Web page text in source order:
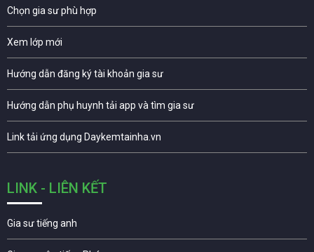
Chọn gia sư phù hợp
Xem lớp mới
Hướng dẫn đăng ký tài khoản gia sư
Hướng dẫn phụ huynh tải app và tìm gia sư
Link tải ứng dụng Daykemtainha.vn
LINK - LIÊN KẾT
Gia sư tiếng anh